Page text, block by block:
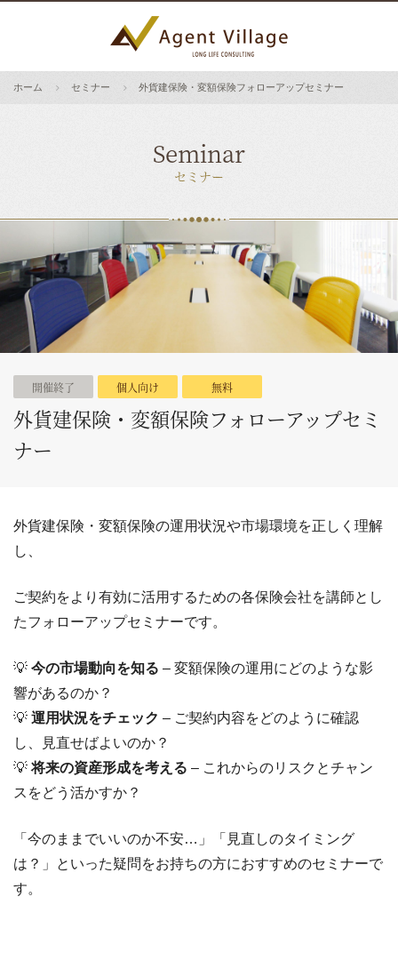
ホーム セミナー 外貨建保険・変額保険フォローアップセミナー
Seminar
セミナー
開催終了 個人向け 無料
外貨建保険・変額保険フォローアップセミ
ナー
外貨建保険・変額保険の運用状況や市場環境を正しく理解
し、
ご契約をより有効に活用するための各保険会社を講師とし
たフォローアップセミナーです。
💡 今の市場動向を知る – 変額保険の運用にどのような影
響があるのか？
💡 運用状況をチェック – ご契約内容をどのように確認
し、見直せばよいのか？
💡将来の資産形成を考える – これからのリスクとチャン
スをどう活かすか？
「今のままでいいのか不安…」「見直しのタイミング
は？」といった疑問をお持ちの方におすすめのセミナーで
す。